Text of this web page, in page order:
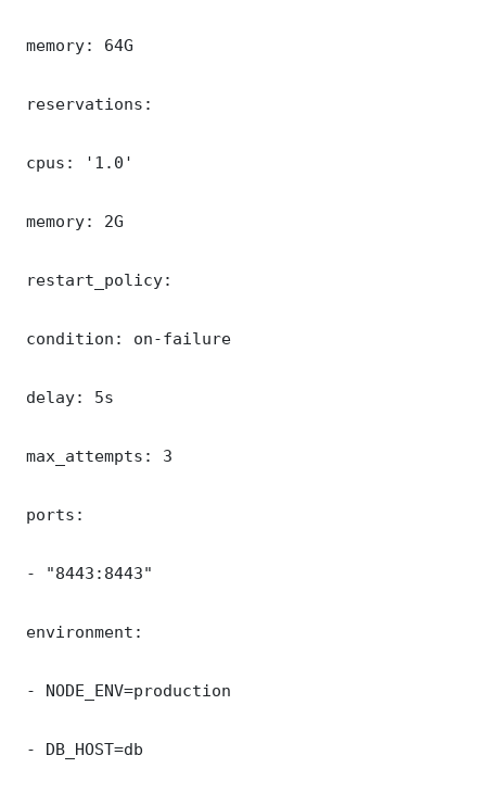
memory: 64G
reservations:
cpus: '1.0'
memory: 2G
restart_policy:
condition: on-failure
delay: 5s
max_attempts: 3
ports:
- "8443:8443"
environment:
- NODE_ENV=production
- DB_HOST=db